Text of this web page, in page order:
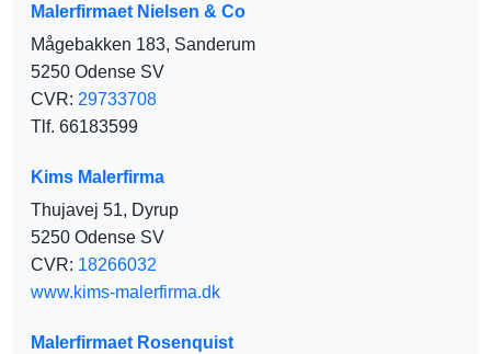
Malerfirmaet Nielsen & Co
Mågebakken 183, Sanderum
5250 Odense SV
CVR: 29733708
Tlf. 66183599
Kims Malerfirma
Thujavej 51, Dyrup
5250 Odense SV
CVR: 18266032
www.kims-malerfirma.dk
Malerfirmaet Rosenquist